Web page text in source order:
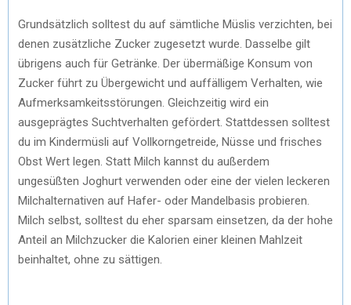
Grundsätzlich solltest du auf sämtliche Müslis verzichten, bei
denen zusätzliche Zucker zugesetzt wurde. Dasselbe gilt
übrigens auch für Getränke. Der übermäßige Konsum von
Zucker führt zu Übergewicht und auffälligem Verhalten, wie
Aufmerksamkeitsstörungen. Gleichzeitig wird ein
ausgeprägtes Suchtverhalten gefördert. Stattdessen solltest
du im Kindermüsli auf Vollkorngetreide, Nüsse und frisches
Obst Wert legen. Statt Milch kannst du außerdem
ungesüßten Joghurt verwenden oder eine der vielen leckeren
Milchalternativen auf Hafer- oder Mandelbasis probieren.
Milch selbst, solltest du eher sparsam einsetzen, da der hohe
Anteil an Milchzucker die Kalorien einer kleinen Mahlzeit
beinhaltet, ohne zu sättigen.